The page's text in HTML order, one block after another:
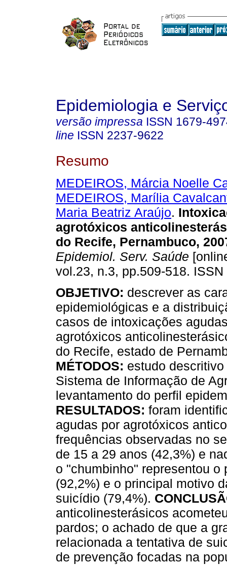
Epidemiologia e
versão impressa ISSN 1679-
line ISSN 2237-9622
Resumo
MEDEIROS, Márcia Noelle
MEDEIROS, Marília
Maria Beatriz Araújo.
agrotóxicos
do Recife, Pernambuco,
Epidemiol. Serv. Saúde
vol.23, n.3, pp.509-518.
OBJETIVO: descrever as
epidemiológicas e a
casos de intoxicações
agrotóxicos
do Recife, estado de
MÉTODOS: estudo
Sistema de Informação de
levantamento do perfil
RESULTADOS: foram
agudas por agrotóxicos
frequências observadas no
de 15 a 29 anos (42,3%) e
o "chumbinho" representou
(92,2%) e o principal motivo
suicídio (79,4%).
anticolinesterásicos
pardos; o achado de que a
relacionada a tentativa de
de prevenção focadas na